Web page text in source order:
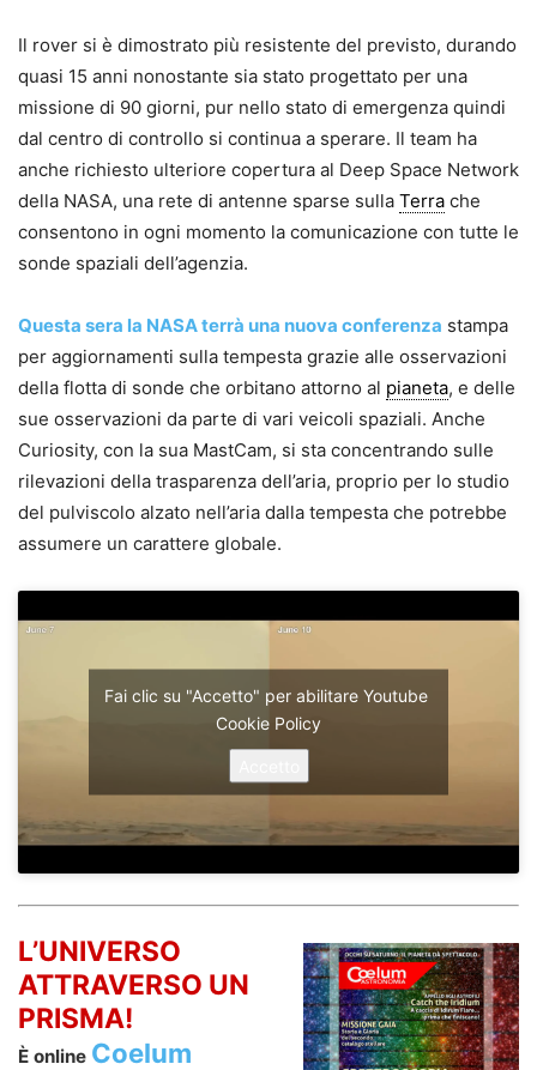
Il rover si è dimostrato più resistente del previsto, durando
quasi 15 anni nonostante sia stato progettato per una
missione di 90 giorni, pur nello stato di emergenza quindi
dal centro di controllo si continua a sperare. Il team ha
anche richiesto ulteriore copertura al Deep Space Network
della NASA, una rete di antenne sparse sulla Terra che
consentono in ogni momento la comunicazione con tutte le
sonde spaziali dell’agenzia.
Questa sera la NASA terrà una nuova conferenza stampa
per aggiornamenti sulla tempesta grazie alle osservazioni
della flotta di sonde che orbitano attorno al pianeta, e delle
sue osservazioni da parte di vari veicoli spaziali. Anche
Curiosity, con la sua MastCam, si sta concentrando sulle
rilevazioni della trasparenza dell’aria, proprio per lo studio
del pulviscolo alzato nell’aria dalla tempesta che potrebbe
assumere un carattere globale.
Fai clic su "Accetto" per abilitare Youtube
Cookie Policy
L’UNIVERSO
ATTRAVERSO UN
PRISMA!
È online Coelum